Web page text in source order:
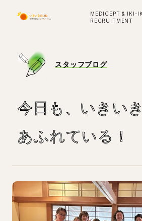
MEDICEPT & IKI-
RECRUITMENT
対談インタビュー
看護師 看護師
所長 副所長
スタッフブログ
今⽇も、いきい
あふれている！